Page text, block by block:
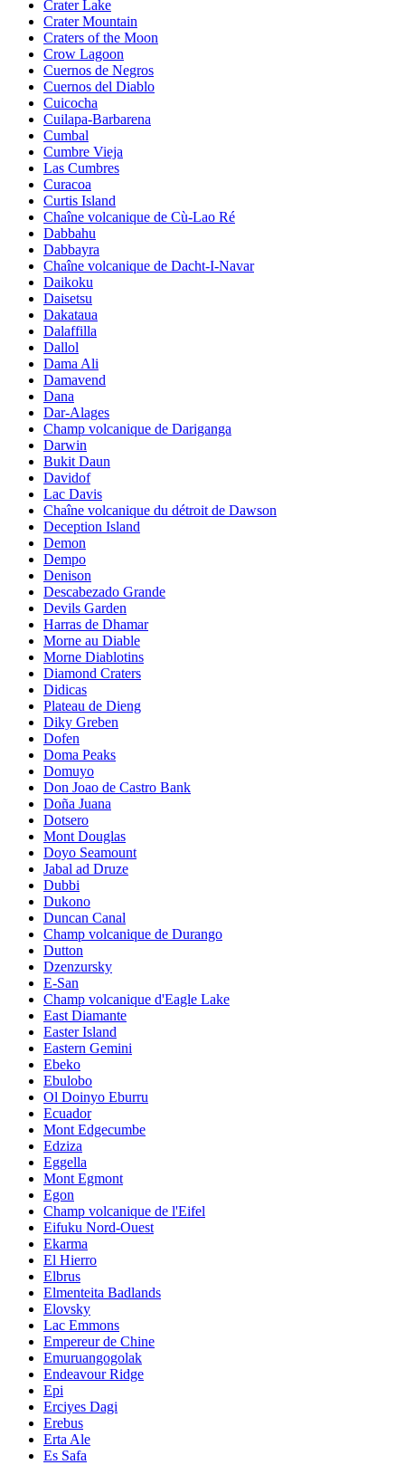
Crater Lake
Crater Mountain
Craters of the Moon
Crow Lagoon
Cuernos de Negros
Cuernos del Diablo
Cuicocha
Cuilapa-Barbarena
Cumbal
Cumbre Vieja
Las Cumbres
Curacoa
Curtis Island
Chaîne volcanique de Cù-Lao Ré
Dabbahu
Dabbayra
Chaîne volcanique de Dacht-I-Navar
Daikoku
Daisetsu
Dakataua
Dalaffilla
Dallol
Dama Ali
Damavend
Dana
Dar-Alages
Champ volcanique de Dariganga
Darwin
Bukit Daun
Davidof
Lac Davis
Chaîne volcanique du détroit de Dawson
Deception Island
Demon
Dempo
Denison
Descabezado Grande
Devils Garden
Harras de Dhamar
Morne au Diable
Morne Diablotins
Diamond Craters
Didicas
Plateau de Dieng
Diky Greben
Dofen
Doma Peaks
Domuyo
Don Joao de Castro Bank
Doña Juana
Dotsero
Mont Douglas
Doyo Seamount
Jabal ad Druze
Dubbi
Dukono
Duncan Canal
Champ volcanique de Durango
Dutton
Dzenzursky
E-San
Champ volcanique d'Eagle Lake
East Diamante
Easter Island
Eastern Gemini
Ebeko
Ebulobo
Ol Doinyo Eburru
Ecuador
Mont Edgecumbe
Edziza
Eggella
Mont Egmont
Egon
Champ volcanique de l'Eifel
Eifuku Nord-Ouest
Ekarma
El Hierro
Elbrus
Elmenteita Badlands
Elovsky
Lac Emmons
Empereur de Chine
Emuruangogolak
Endeavour Ridge
Epi
Erciyes Dagi
Erebus
Erta Ale
Es Safa